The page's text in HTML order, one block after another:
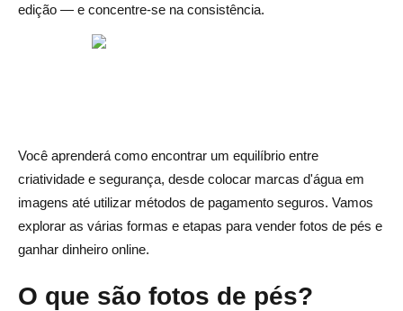
Perguntas frequentes sobre como vender fotos de pés e
ganhar dinheiro
Como protejo minha identidade?
edição — e concentre-se na consistência.
Você aprenderá como encontrar um equilíbrio entre
criatividade e segurança, desde colocar marcas d'água em
imagens até utilizar métodos de pagamento seguros. Vamos
explorar as várias formas e etapas para vender fotos de pés e
ganhar dinheiro online.
O que são fotos de pés?